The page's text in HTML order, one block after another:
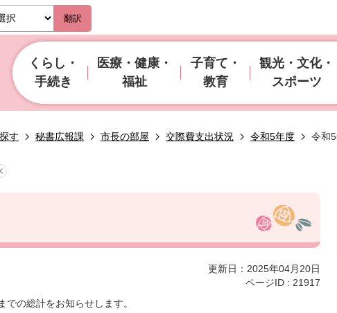
翻訳
くらし・
手続き
医療・健康・
福祉
子育て・
教育
観光・文化・
スポーツ
す 秘書広報課 市長の部屋 交際費支出状況 令和5年度 令和
更新日：2025年04月20日
ページID : 21917
の総計をお知らせします。